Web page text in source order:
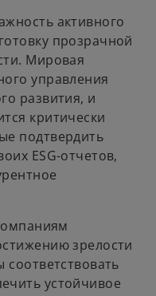
активного
прозрачной
Мировая
управления
развития, и
критически
подтвердить
ESG-отчетов,
зрелости
соответствовать
устойчивое